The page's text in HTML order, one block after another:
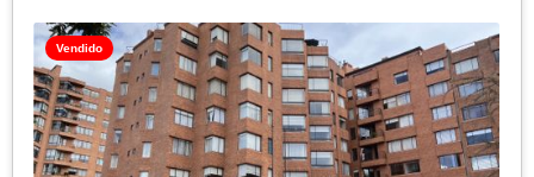
Vendido